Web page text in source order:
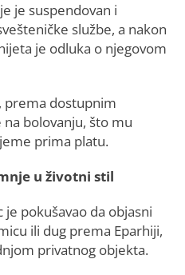
je suspendovan i
službe, a nakon
je odluka o njegovom
prema dostupnim
bolovanju, što mu
prima platu.
u životni stil
pokušavao da objasni
ili dug prema Eparhiji,
privatnog objekta.